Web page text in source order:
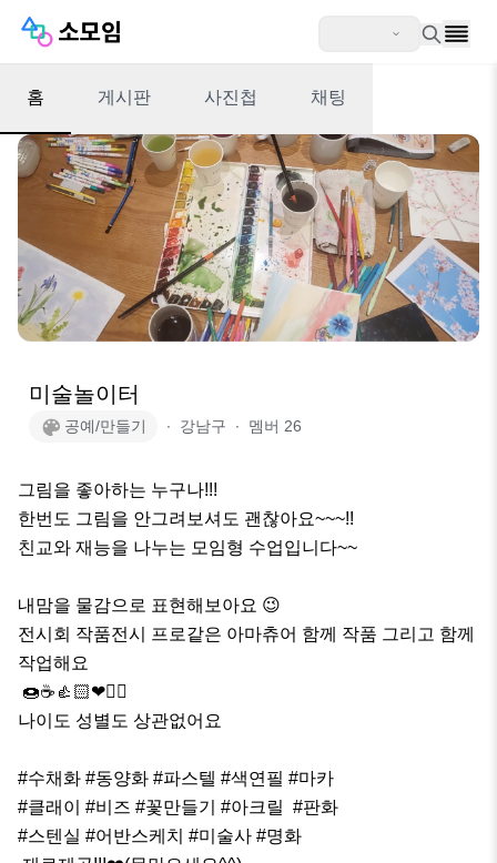
홈 게시판 사진첩 채팅
미술놀이터
공예/만들기 ∙ 강남구 ∙ 멤버 26
그림을 좋아하는 누구나!!!
한번도 그림을 안그려보셔도 괜찮아요~~~!!
친교와 재능을 나누는 모임형 수업입니다~~
내맘을 물감으로 표현해보아요 😉
전시회 작품전시 프로같은 아마츄어 함께 작품 그리고 함께
작업해요
나이도 성별도 상관없어요
#수채화 #동양화 #파스텔 #색연필 #마카
#클래이 #비즈 #꽃만들기 #아크릴  #판화
#스텐실 #어반스케치 #미술사 #명화